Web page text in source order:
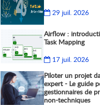
29 juil. 2026
Airflow :
Task Mapping
17 juil. 2026
Piloter un projet
expert - Le guide
gestionnaires de
non-techniques